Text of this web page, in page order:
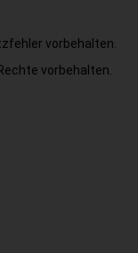
vorbehalten.
vorbehalten.